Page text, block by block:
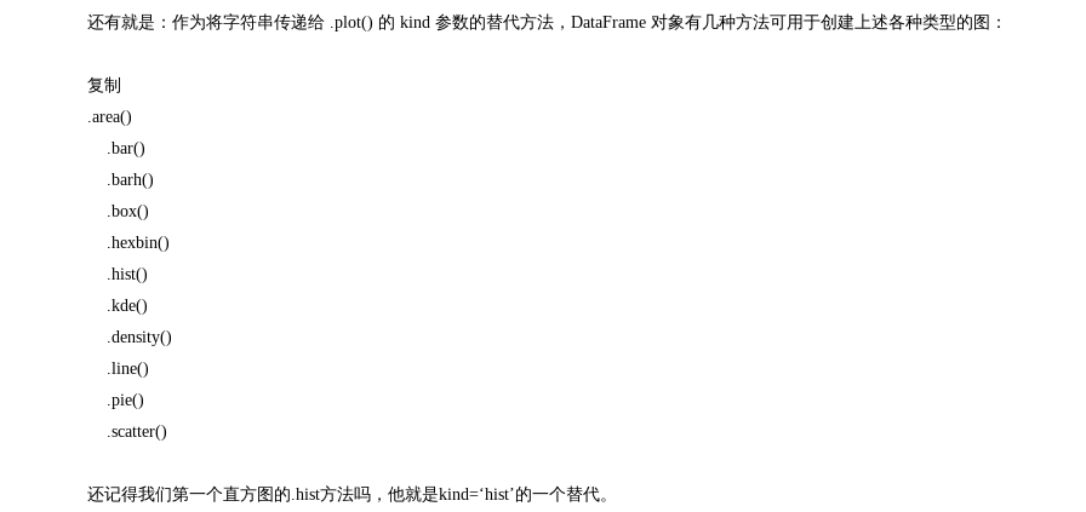
还有就是：作为将字符串传递给 .plot() 的 kind 参数的替代方法，DataFrame 对象有几种方法可用于创建上述各种类型的图：
复制
.area()
.bar()
.barh()
.box()
.hexbin()
.hist()
.kde()
.density()
.line()
.pie()
.scatter()
还记得我们第一个直方图的.hist方法吗，他就是kind=‘hist’的一个替代。